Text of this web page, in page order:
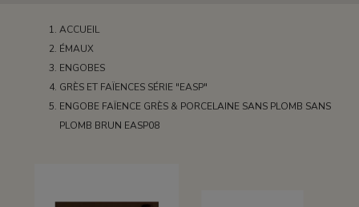
ACCUEIL
ÉMAUX
ENGOBES
GRÈS ET FAÏENCES SÉRIE "EASP"
ENGOBE FAÏENCE GRÈS & PORCELAINE SANS PLOMB SANS
PLOMB BRUN EASP08